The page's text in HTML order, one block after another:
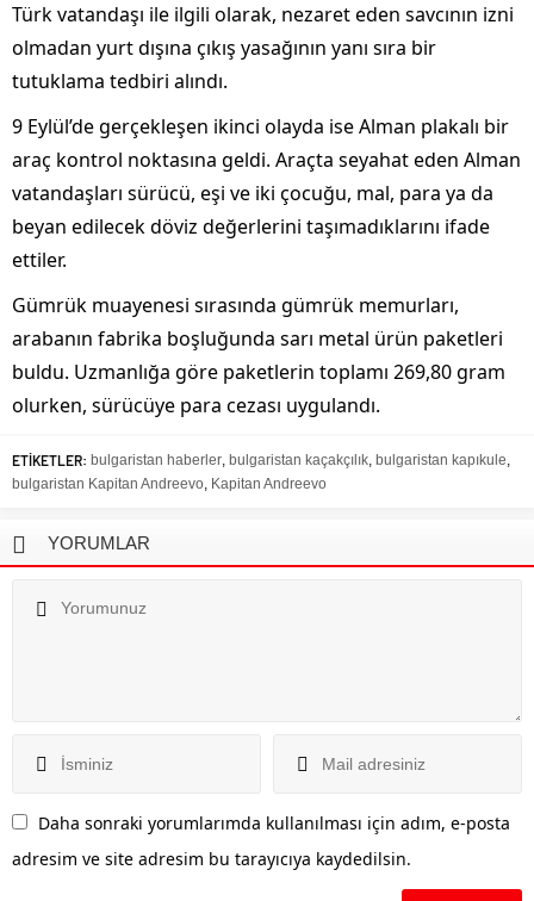
Türk vatandaşı ile ilgili olarak, nezaret eden savcının izni
olmadan yurt dışına çıkış yasağının yanı sıra bir
tutuklama tedbiri alındı.
9 Eylül’de gerçekleşen ikinci olayda ise Alman plakalı bir
araç kontrol noktasına geldi. Araçta seyahat eden Alman
vatandaşları sürücü, eşi ve iki çocuğu, mal, para ya da
beyan edilecek döviz değerlerini taşımadıklarını ifade
ettiler.
Gümrük muayenesi sırasında gümrük memurları,
arabanın fabrika boşluğunda sarı metal ürün paketleri
buldu. Uzmanlığa göre paketlerin toplamı 269,80 gram
olurken, sürücüye para cezası uygulandı.
ETİKETLER: bulgaristan haberler, bulgaristan kaçakçılık, bulgaristan kapıkule,
bulgaristan Kapitan Andreevo, Kapitan Andreevo
YORUMLAR
Daha sonraki yorumlarımda kullanılması için adım, e-posta
adresim ve site adresim bu tarayıcıya kaydedilsin.